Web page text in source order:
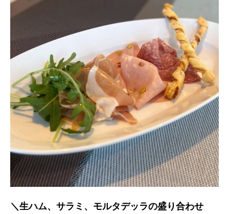
＼生ハム、サラミ、モルタデッラの盛り合わせ